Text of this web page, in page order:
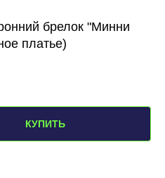
брелок "Минни
платье)
КУПИТЬ